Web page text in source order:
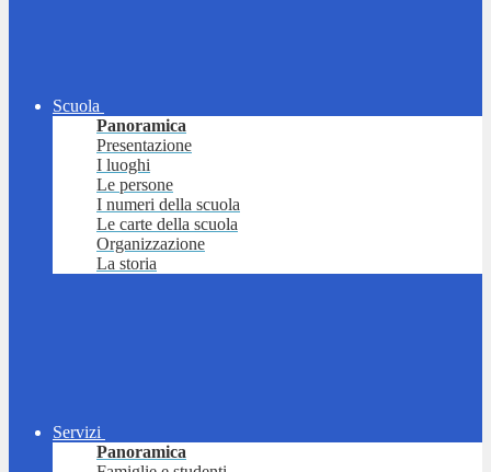
Scuola
Panoramica
Presentazione
I luoghi
Le persone
I numeri della scuola
Le carte della scuola
Organizzazione
La storia
Servizi
Panoramica